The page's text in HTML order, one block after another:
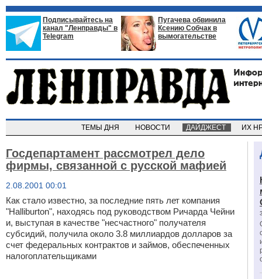
Подписывайтесь на
канал "Ленправды" в
Telegram
Пугачева обвинила
Ксению Собчак в
вымогательстве
ТЕМЫ ДНЯ НОВОСТИ ДАЙДЖЕСТ ИХ
Госдепартамент рассмотрел дело
фирмы, связанной с русской мафией
2.08.2001 00:01
Как стало известно, за последние пять лет компания
"Halliburton", находясь под руководством Ричарда Чейни
и, выступая в качестве "несчастного" получателя
субсидий, получила около 3.8 миллиардов долларов за
счет федеральных контрактов и займов, обеспеченных
налогоплательщиками